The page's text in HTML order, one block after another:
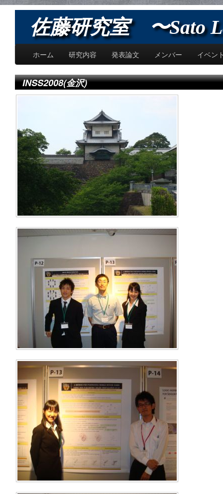
佐藤研究室 〜Sato
ホーム 研究内容 発表論文 メンバー イベン
INSS2008(金沢)